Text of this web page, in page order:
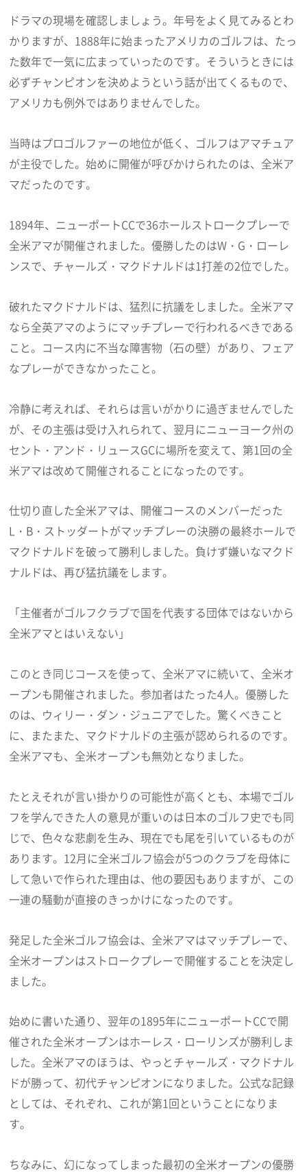
ドラマの現場を確認しましょう。年号をよく見てみるとわ
かりますが、1888年に始まったアメリカのゴルフは、たっ
た数年で一気に広まっていったのです。そういうときには
必ずチャンピオンを決めようという話が出てくるもので、
アメリカも例外ではありませんでした。
当時はプロゴルファーの地位が低く、ゴルフはアマチュア
が主役でした。始めに開催が呼びかけられたのは、全米ア
マだったのです。
1894年、ニューポートCCで36ホールストロークプレーで
全米アマが開催されました。優勝したのはW・G・ローレ
ンスで、チャールズ・マクドナルドは1打差の2位でした。
破れたマクドナルドは、猛烈に抗議をしました。全米アマ
なら全英アマのようにマッチプレーで行われるべきである
こと。コース内に不当な障害物（石の壁）があり、フェア
なプレーができなかったこと。
冷静に考えれば、それらは言いがかりに過ぎませんでした
が、その主張は受け入れられて、翌月にニューヨーク州の
セント・アンド・リュースGCに場所を変えて、第1回の全
米アマは改めて開催されることになったのです。
仕切り直した全米アマは、開催コースのメンバーだった
L・B・ストッダートがマッチプレーの決勝の最終ホールで
マクドナルドを破って勝利しました。負けず嫌いなマクド
ナルドは、再び猛抗議をします。
「主催者がゴルフクラブで国を代表する団体ではないから
全米アマとはいえない」
このとき同じコースを使って、全米アマに続いて、全米オ
ープンも開催されました。参加者はたった4人。優勝した
のは、ウィリー・ダン・ジュニアでした。驚くべきこと
に、またまた、マクドナルドの主張が認められるのです。
全米アマも、全米オープンも無効となりました。
たとえそれが言い掛かりの可能性が高くとも、本場でゴル
フを学んできた人の意見が重いのは日本のゴルフ史でも同
じで、色々な悲劇を生み、現在でも尾を引いているものが
あります。12月に全米ゴルフ協会が5つのクラブを母体に
して急いで作られた理由は、他の要因もありますが、この
一連の騒動が直接のきっかけになったのです。
発足した全米ゴルフ協会は、全米アマはマッチプレーで、
全米オープンはストロークプレーで開催することを決定し
ました。
始めに書いた通り、翌年の1895年にニューポートCCで開
催された全米オープンはホーレス・ローリンズが勝利しま
した。全米アマのほうは、やっとチャールズ・マクドナル
ドが勝って、初代チャンピオンになりました。公式な記録
としては、それぞれ、これが第1回ということになりま
す。
ちなみに、幻になってしまった最初の全米オープンの優勝